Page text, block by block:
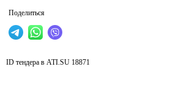
Поделиться
ID тендера в ATI.SU 18871